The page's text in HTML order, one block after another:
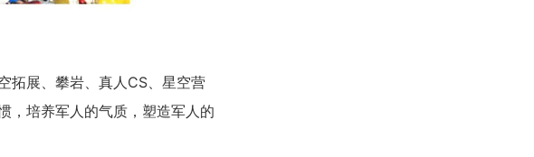
拓展、攀岩、真人CS、星空营
，培养军人的气质，塑造军人的